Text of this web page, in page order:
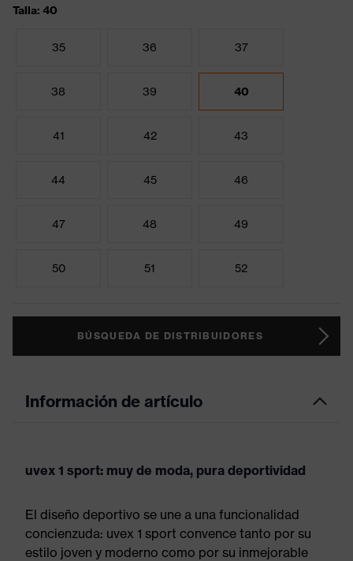
Talla: 40
35 36 37
38 39 40
41 42 43
44 45 46
47 48 49
50 51 52
BÚSQUEDA DE DISTRIBUIDORES
Información de artículo
uvex 1 sport: muy de moda, pura deportividad
El diseño deportivo se une a una funcionalidad
concienzuda: uvex 1 sport convence tanto por su
estilo joven y moderno como por su inmejorable